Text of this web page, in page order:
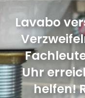
Lavabo
Uhr
helfen!